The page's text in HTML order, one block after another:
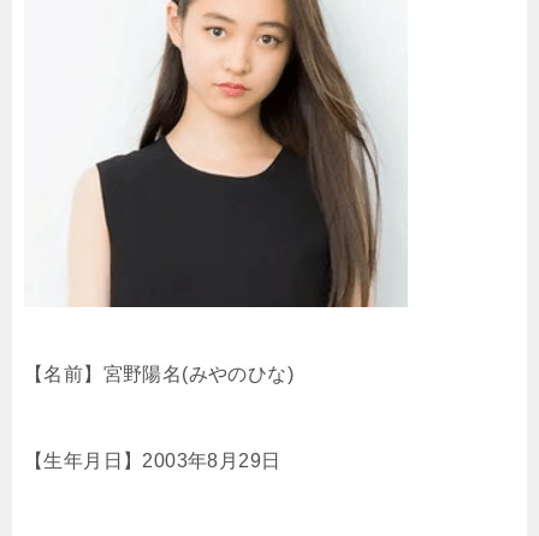
【名前】宮野陽名(みやのひな)
【生年月日】2003年8月29日